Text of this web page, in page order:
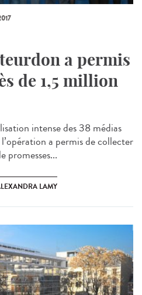
a permis
de 1,5 million
intense des 38 médias
a permis de collecter
promesses...
LAMY